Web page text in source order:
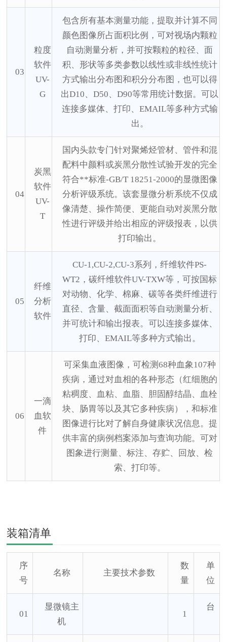
03
粒度
软件
UV-
G
包含所有基本测量功能，提取并计算不同
颜色图像所占面积比例，可对视场内颗粒
自动测量分析，并可按颗粒的粒径、面
积、形状等多类参数以线性或非线性统计
方式输出分布图和积分分布图，也可以得
出D10、D50、D90等常用统计数据。可以
连接多媒体、打印、EMAIL等多种方式输
出。
04
炭黑
软件
UV-
T
国内头款专门针对聚烯烃管材、管件和混
配料中颜料或炭黑分散性试验开发的完全
符合**标准-GB/T 18251-2000的显微图像
分析评级系统。该套显微分析系统不仅成
像清楚、操作简便、更能自动对炭黑分散
性进行评级并给出相应的评级报表，以供
打印输出。
05
纤维
分析
软件
CU-1,CU-2,CU-3系列，纤维软件PS-
WT2，碳纤维软件UV-TXW等，可按国标
对动物、化学、棉麻、碳等各类纤维进行
直径、含量、截面面积等自动测量分析、
并可统计和输出报表。可以连接多媒体、
打印、EMAIL等多种方式输出。
06
一滴
血软
件
可采集血液图像，可检测 68种血象107种
疾病，通过对血相的各种形态（红细胞的
粘稠度、血粘、血脂、胆固醇结晶、血栓
块、肠胃等以及其它多种疾病），和标准
图像进行比对了解自身健康状况信息。提
供丰富的病例档案添加与查询功能。可对
图象进行测量、标注、存贮、回放、检
索、打印等。
装箱清单
序
号
名称 主要技术参数
数
量
单
位
01
显微镜主
机
1
台